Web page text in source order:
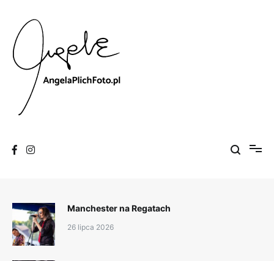
content
Manchester na Regatach
26 lipca 2026